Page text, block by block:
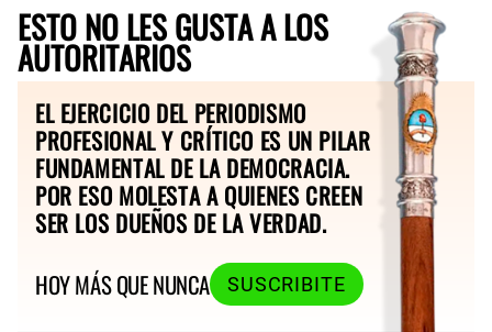
ESTO NO LES GUSTA A LOS
AUTORITARIOS
EL EJERCICIO DEL PERIODISMO
PROFESIONAL Y CRÍTICO ES UN PILAR
FUNDAMENTAL DE LA DEMOCRACIA.
POR ESO MOLESTA A QUIENES CREEN
SER LOS DUEÑOS DE LA VERDAD.
HOY MÁS QUE NUNCA
SUSCRIBITE